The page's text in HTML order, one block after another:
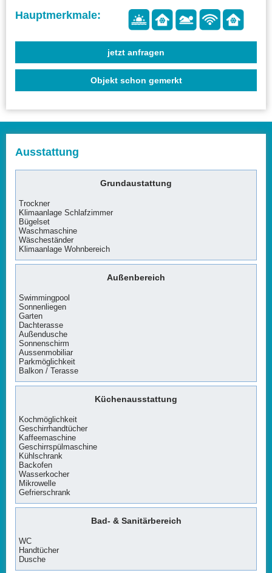
jetzt anfragen
Objekt schon gemerkt
Ausstattung
Grundaustattung
Trockner
Klimaanlage Schlafzimmer
Bügelset
Waschmaschine
Wäscheständer
Klimaanlage Wohnbereich
Außenbereich
Swimmingpool
Sonnenliegen
Garten
Dachterasse
Außendusche
Sonnenschirm
Aussenmobiliar
Parkmöglichkeit
Balkon / Terasse
Küchenausstattung
Kochmöglichkeit
Geschirrhandtücher
Kaffeemaschine
Geschirrspülmaschine
Kühlschrank
Backofen
Wasserkocher
Mikrowelle
Gefrierschrank
Bad- & Sanitärbereich
WC
Handtücher
Dusche